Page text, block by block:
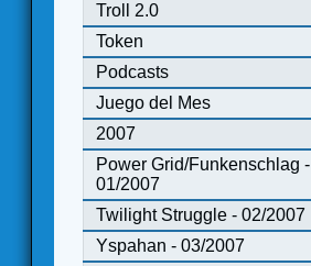
Troll 2.0
Token
Podcasts
Juego del Mes
2007
Power Grid/Funkenschlag -
01/2007
Twilight Struggle - 02/2007
Yspahan - 03/2007